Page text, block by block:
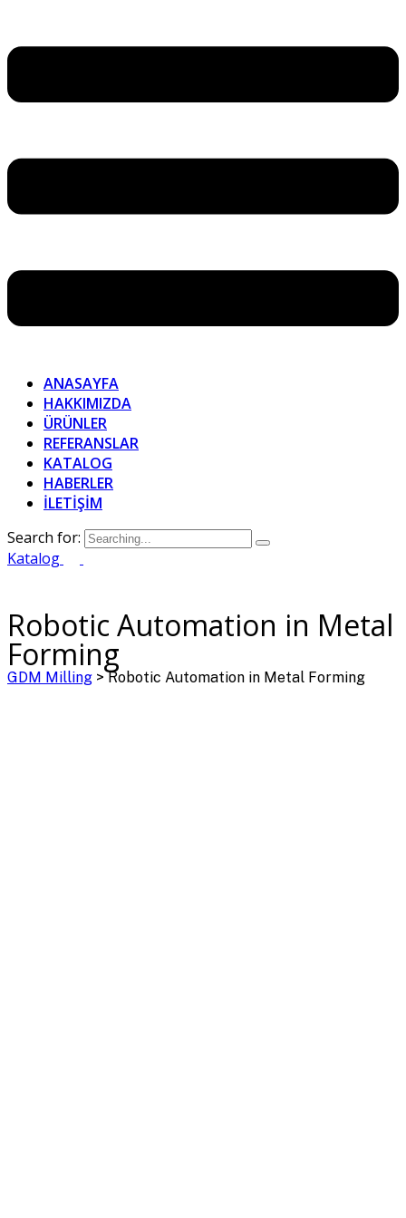
ANASAYFA
HAKKIMIZDA
ÜRÜNLER
REFERANSLAR
KATALOG
HABERLER
İLETİŞİM
Search for:
Katalog
Robotic Automation in Metal
Forming
GDM Milling >Robotic Automation in Metal Forming